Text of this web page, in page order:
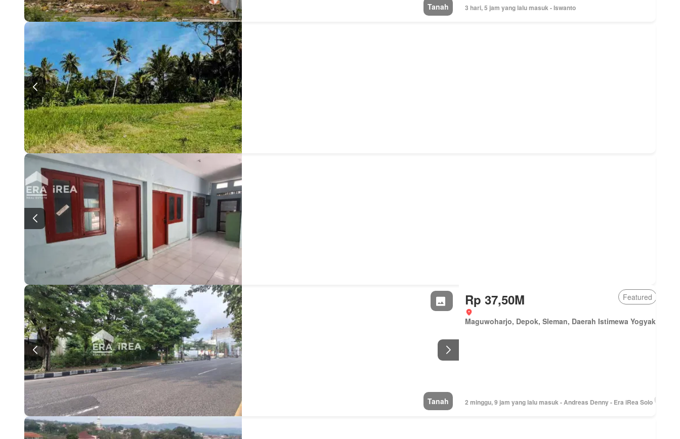
Tanah 3 hari, 5 jam yang lalu masuk - Iswanto
Tanah
Rp 37,50M Featured
Maguwoharjo, Depok, Sleman, Daerah Istimewa Yogyakarta
2 minggu, 9 jam yang lalu masuk - Andreas Denny - Era iRea Solo